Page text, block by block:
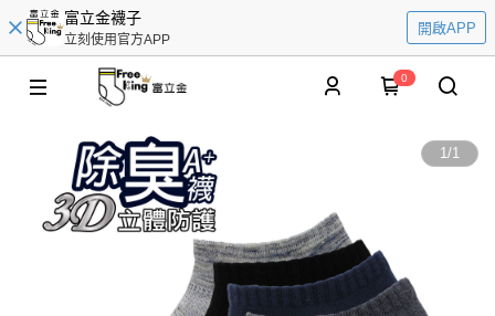
富立金襪子
立刻使用官方APP
開啟APP
0
1/1